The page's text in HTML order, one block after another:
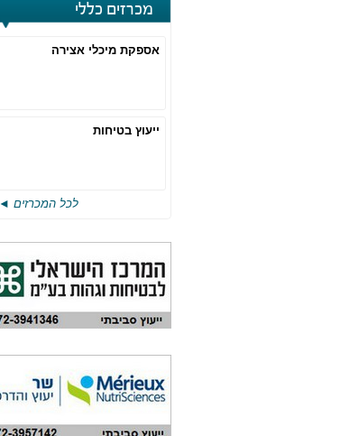
מכרזים כללי
אספקת מיכלי אצירה
ייעוץ בטיחות
לכל המכרזים ◄